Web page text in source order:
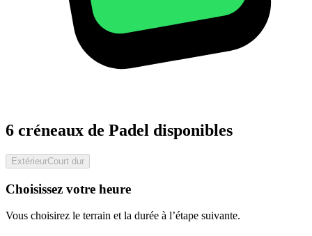
6 créneaux de Padel disponibles
ExtérieurCourt dur
Choisissez votre heure
Vous choisirez le terrain et la durée à l’étape suivante.